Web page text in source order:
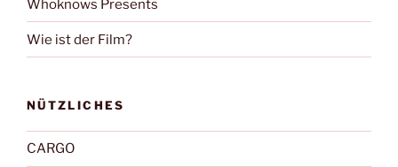
Whoknows Presents
Wie ist der Film?
NÜTZLICHES
CARGO